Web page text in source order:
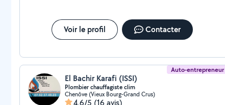
Voir le profil Contacter
Auto-entrepreneur
El Bachir Karafi (ISSI)
Plombier chauffagiste clim
Chenôve (Vieux Bourg-Grand Crus)
4,6/5 (16 avis)